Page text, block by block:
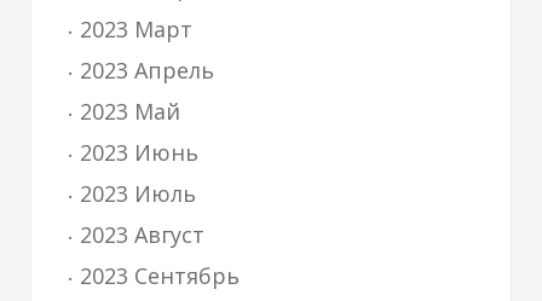
2023 Март
2023 Апрель
2023 Май
2023 Июнь
2023 Июль
2023 Август
2023 Сентябрь